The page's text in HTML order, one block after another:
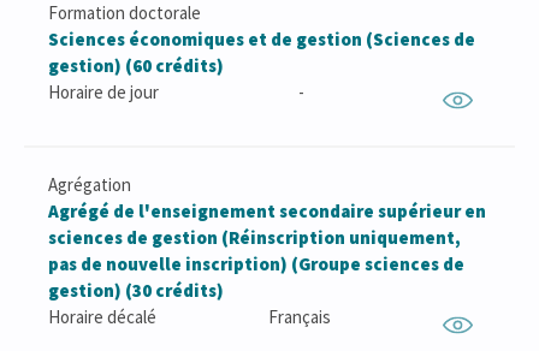
Formation doctorale
Sciences économiques et de gestion (Sciences de
gestion) (60 crédits)
Horaire de jour
-
Agrégation
Agrégé de l'enseignement secondaire supérieur en
sciences de gestion (Réinscription uniquement,
pas de nouvelle inscription) (Groupe sciences de
gestion) (30 crédits)
Horaire décalé
Français